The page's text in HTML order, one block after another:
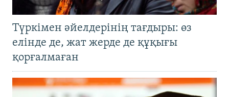
Түркімен әйелдерінің тағдыры: өз
елінде де, жат жерде де құқығы
қорғалмаған